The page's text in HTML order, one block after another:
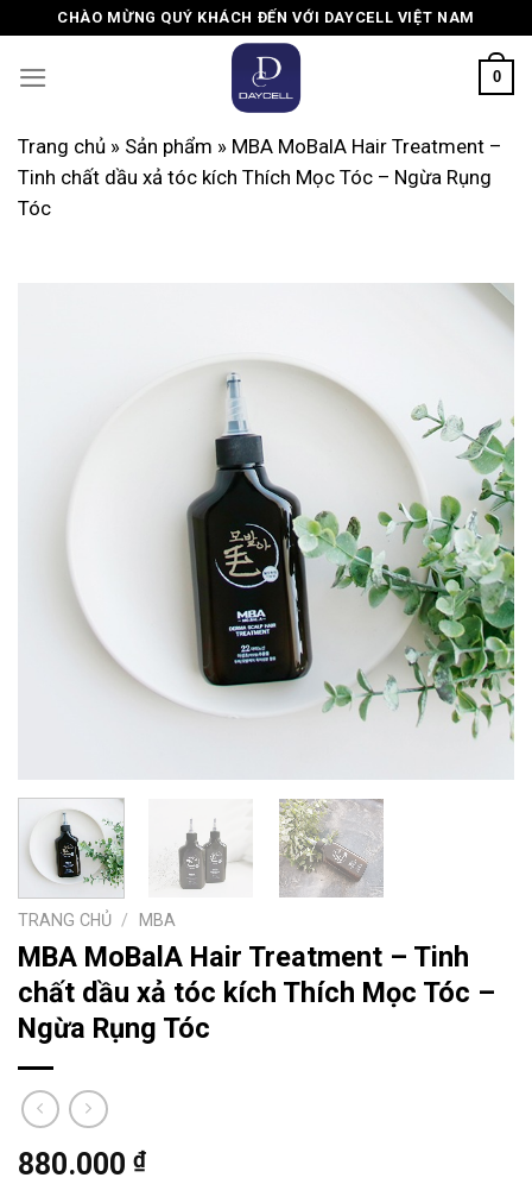
content
CHÀO MỪNG QUÝ KHÁCH ĐẾN VỚI DAYCELL VIỆT NAM
0
Trang chủ » Sản phẩm » MBA MoBalA Hair Treatment –
Tinh chất dầu xả tóc kích Thích Mọc Tóc – Ngừa Rụng
Tóc
TRANG CHỦ / MBA
MBA MoBalA Hair Treatment – Tinh
chất dầu xả tóc kích Thích Mọc Tóc –
Ngừa Rụng Tóc
880.000 ₫